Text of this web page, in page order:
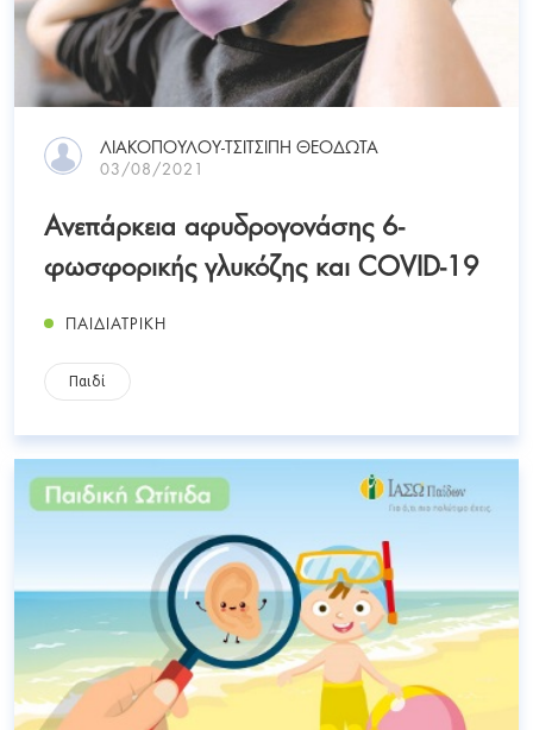
ΛΙΑΚΟΠΟΥΛΟΥ-ΤΣΙΤΣΙΠΗ ΘΕΟΔΩΤΑ
03/08/2021
Ανεπάρκεια αφυδρογονάσης 6-
φωσφορικής γλυκόζης και COVID-19
ΠΑΙΔΙΑΤΡΙΚΗ
Παιδί